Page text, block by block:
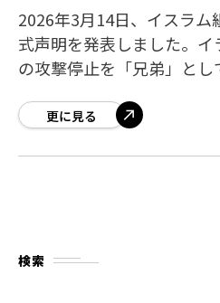
2026年3月14日、イスラム
式声明を発表しました。
の攻撃停止を「兄弟」とし
初めて公の場でパトロンに
更に見る
検索